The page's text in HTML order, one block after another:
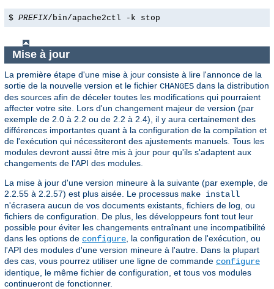
$ PREFIX/bin/apache2ctl -k stop
Mise à jour
La première étape d'une mise à jour consiste à lire l'annonce de la
sortie de la nouvelle version et le fichier CHANGES dans la distribution
des sources afin de déceler toutes les modifications qui pourraient
affecter votre site. Lors d'un changement majeur de version (par
exemple de 2.0 à 2.2 ou de 2.2 à 2.4), il y aura certainement des
différences importantes quant à la configuration de la compilation et
de l'exécution qui nécessiteront des ajustements manuels. Tous les
modules devront aussi être mis à jour pour qu'ils s'adaptent aux
changements de l'API des modules.
La mise à jour d'une version mineure à la suivante (par exemple, de
2.2.55 à 2.2.57) est plus aisée. Le processus make install
n'écrasera aucun de vos documents existants, fichiers de log, ou
fichiers de configuration. De plus, les développeurs font tout leur
possible pour éviter les changements entraînant une incompatibilité
dans les options de configure , la configuration de l'exécution, ou
l'API des modules d'une version mineure à l'autre. Dans la plupart
des cas, vous pourrez utiliser une ligne de commande configure
identique, le même fichier de configuration, et tous vos modules
continueront de fonctionner.